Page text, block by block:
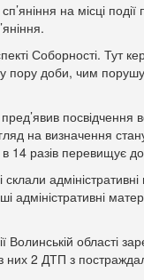
на місці
Соборності. Тут
пору доби, чим
посвідчення
на визначення
14 разів перевищує
адміністративні
Волинській області
них 2 ДТП з